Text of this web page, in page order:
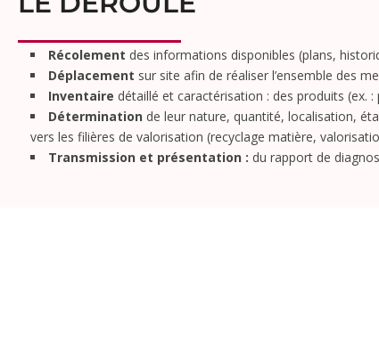
Récolement des informations disponibles (plans,
Déplacement sur site afin de réaliser l’ensemble des
Inventaire détaillé et caractérisation : des produits (ex.
Détermination de leur nature, quantité, localisation,
vers les filières de valorisation (recyclage matière,
Transmission et présentation : du rapport de